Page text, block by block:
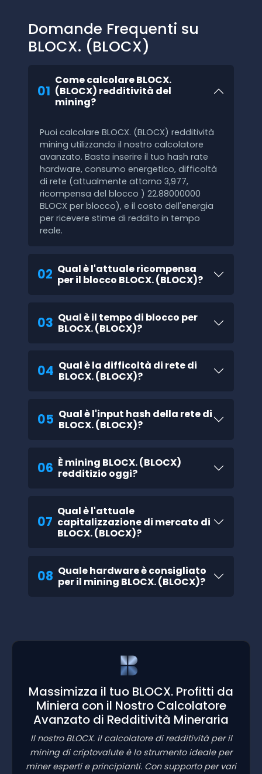
Domande Frequenti su
BLOCX. (BLOCX)
01
Come calcolare BLOCX.
(BLOCX) redditività del
mining?
Puoi calcolare BLOCX. (BLOCX) redditività
mining utilizzando il nostro calcolatore
avanzato. Basta inserire il tuo hash rate
hardware, consumo energetico, difficoltà
di rete (attualmente attorno 3,977,
ricompensa del blocco ) 22.88000000
BLOCX per blocco), e il costo dell'energia
per ricevere stime di reddito in tempo
reale.
02 Qual è l'attuale ricompensa
per il blocco BLOCX. (BLOCX)?
03 Qual è il tempo di blocco per
BLOCX. (BLOCX)?
04 Qual è la difficoltà di rete di
BLOCX. (BLOCX)?
05 Qual è l'input hash della rete di
BLOCX. (BLOCX)?
06 È mining BLOCX. (BLOCX)
redditizio oggi?
07
Qual è l'attuale
capitalizzazione di mercato di
BLOCX. (BLOCX)?
08 Quale hardware è consigliato
per il mining BLOCX. (BLOCX)?
Massimizza il tuo BLOCX. Profitti da
Miniera con il Nostro Calcolatore
Avanzato di Redditività Mineraria
Il nostro BLOCX. il calcolatore di redditività per il
mining di criptovalute è lo strumento ideale per
miner esperti e principianti. Con supporto per vari